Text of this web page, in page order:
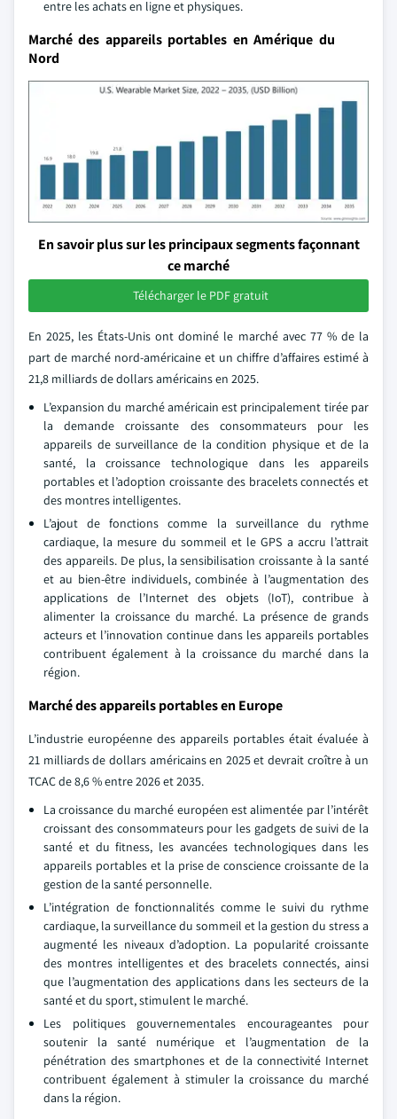
entre les achats en ligne et physiques.
Marché des appareils portables en Amérique du
Nord
En savoir plus sur les principaux segments façonnant
ce marché
Télécharger le PDF gratuit
En 2025, les États-Unis ont dominé le marché avec 77 % de la
part de marché nord-américaine et un chiffre d’affaires estimé à
21,8 milliards de dollars américains en 2025.
L’expansion du marché américain est principalement tirée par
la demande croissante des consommateurs pour les
appareils de surveillance de la condition physique et de la
santé, la croissance technologique dans les appareils
portables et l’adoption croissante des bracelets connectés et
des montres intelligentes.
L’ajout de fonctions comme la surveillance du rythme
cardiaque, la mesure du sommeil et le GPS a accru l’attrait
des appareils. De plus, la sensibilisation croissante à la santé
et au bien-être individuels, combinée à l’augmentation des
applications de l’Internet des objets (IoT), contribue à
alimenter la croissance du marché. La présence de grands
acteurs et l’innovation continue dans les appareils portables
contribuent également à la croissance du marché dans la
région.
Marché des appareils portables en Europe
L’industrie européenne des appareils portables était évaluée à
21 milliards de dollars américains en 2025 et devrait croître à un
TCAC de 8,6 % entre 2026 et 2035.
La croissance du marché européen est alimentée par l’intérêt
croissant des consommateurs pour les gadgets de suivi de la
santé et du fitness, les avancées technologiques dans les
appareils portables et la prise de conscience croissante de la
gestion de la santé personnelle.
L’intégration de fonctionnalités comme le suivi du rythme
cardiaque, la surveillance du sommeil et la gestion du stress a
augmenté les niveaux d’adoption. La popularité croissante
des montres intelligentes et des bracelets connectés, ainsi
que l’augmentation des applications dans les secteurs de la
santé et du sport, stimulent le marché.
Les politiques gouvernementales encourageantes pour
soutenir la santé numérique et l’augmentation de la
pénétration des smartphones et de la connectivité Internet
contribuent également à stimuler la croissance du marché
dans la région.